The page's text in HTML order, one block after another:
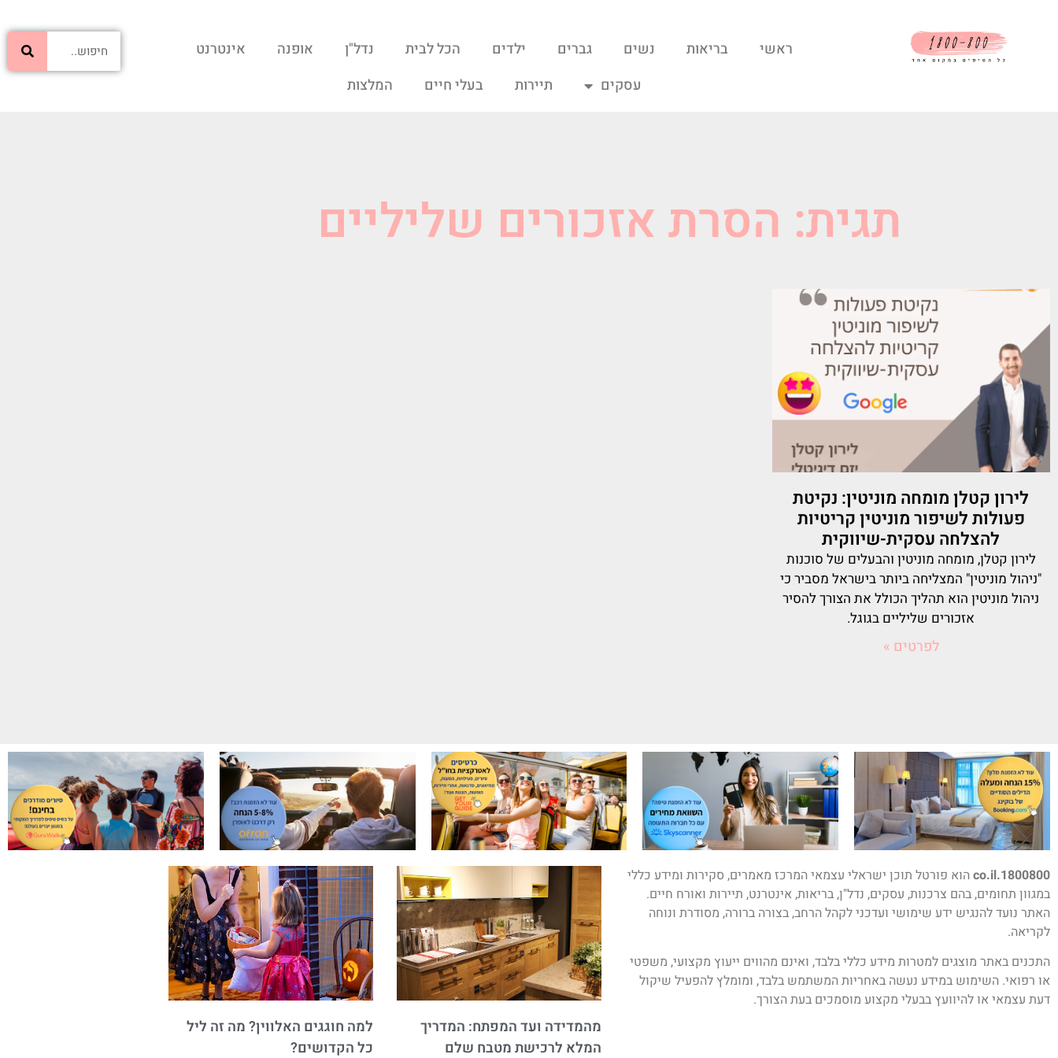
ראשי בריאות נשים גברים ילדים הכל לבית נדל"ן אופנה
אינטרנט
עסקים
תיירות בעלי חיים המלצות
תגית: הסרת אזכורים שליליים
לירון קטלן מומחה מוניטין: נקיטת
פעולות לשיפור מוניטין קריטיות
להצלחה עסקית-שיווקית
לירון קטלן, מומחה מוניטין והבעלים של סוכנות
"ניהול מוניטין" המצליחה ביותר בישראל מסביר כי
ניהול מוניטין הוא תהליך הכולל את הצורך להסיר
אזכורים שליליים בגוגל.
לפרטים »
1800800.co.il
הוא פורטל תוכן ישראלי עצמאי המרכז מאמרים, סקירות ומידע כללי
במגוון תחומים, בהם צרכנות, עסקים, נדל"ן, בריאות, אינטרנט, תיירות ואורח חיים.
האתר נועד להנגיש ידע שימושי ועדכני לקהל הרחב, בצורה ברורה, מסודרת ונוחה
לקריאה.
התכנים באתר מוצגים למטרות מידע כללי בלבד, ואינם מהווים ייעוץ מקצועי, משפטי
או רפואי. השימוש במידע נעשה באחריות המשתמש בלבד, ומומלץ להפעיל שיקול
דעת עצמאי או להיוועץ בבעלי מקצוע מוסמכים בעת הצורך.
מהמדידה ועד המפתח: המדריך
המלא לרכישת מטבח שלם
למה חוגגים האלווין? מה זה ליל
כל הקדושים?